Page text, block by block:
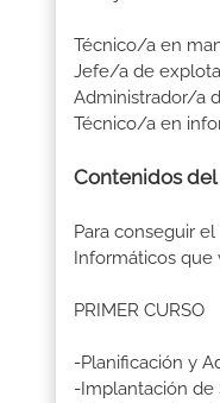
Técnico/a en
Jefe/a de
Administrador/a
Técnico/a en
Contenidos del
Para conseguir
Informáticos
PRIMER CURSO
-Planificación y
-Implantación de